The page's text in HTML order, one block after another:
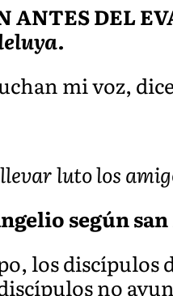
ANTES DEL
mi voz,
luto los
según san
los discípulos
no